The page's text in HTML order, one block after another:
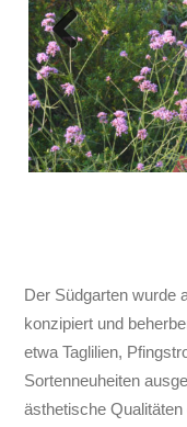
Previous
Der Südgarten wurde
konzipiert und
etwa Taglilien,
Sortenneuheiten
ästhetische